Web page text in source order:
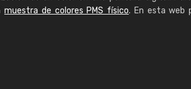
muestra de colores PMS físico. En esta web